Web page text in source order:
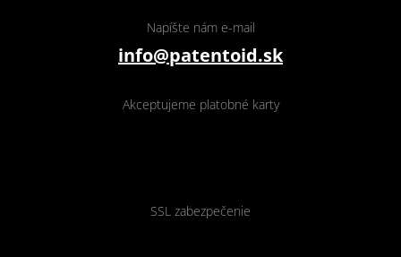
Napíšte nám e-mail
info@patentoid.sk
Akceptujeme platobné karty
SSL zabezpečenie